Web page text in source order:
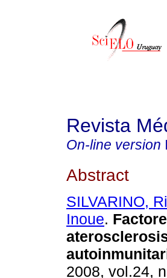
Revista
On-line version
Abstract
SILVARINO,
Inoue.
2008, vol.24,